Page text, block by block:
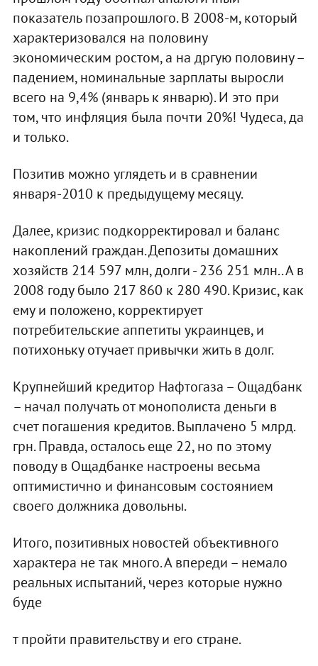
показатель позапрошлого. В 2008-м, который
характеризовался на половину
экономическим ростом, а на дргую половину –
падением, номинальные зарплаты выросли
всего на 9,4% (январь к январю). И это при
том, что инфляция была почти 20%! Чудеса, да
и только.
Позитив можно углядеть и в сравнении
января-2010 к предыдущему месяцу.
Далее, кризис подкорректировал и баланс
накоплений граждан. Депозиты домашних
хозяйств 214 597 млн, долги - 236 251 млн.. А в
2008 году было 217 860 к 280 490. Кризис, как
ему и положено, корректирует
потребительские аппетиты украинцев, и
потихоньку отучает привычки жить в долг.
Крупнейший кредитор Нафтогаза – Ощадбанк
– начал получать от монополиста деньги в
счет погашения кредитов. Выплачено 5 млрд.
грн. Правда, осталось еще 22, но по этому
поводу в Ощадбанке настроены весьма
оптимистично и финансовым состоянием
своего должника довольны.
Итого, позитивных новостей объективного
характера не так много. А впереди – немало
реальных испытаний, через которые нужно
буде
т пройти правительству и его стране.